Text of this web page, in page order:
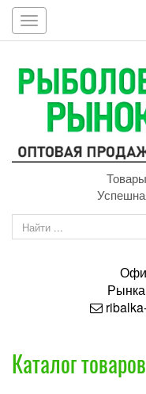
Toggle
navigation
Рынка
Каталог товаров